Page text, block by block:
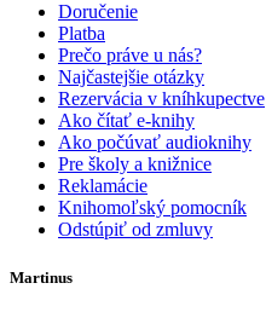
Doručenie
Platba
Prečo práve u nás?
Najčastejšie otázky
Rezervácia v kníhkupectve
Ako čítať e-knihy
Ako počúvať audioknihy
Pre školy a knižnice
Reklamácie
Knihomoľský pomocník
Odstúpiť od zmluvy
Martinus